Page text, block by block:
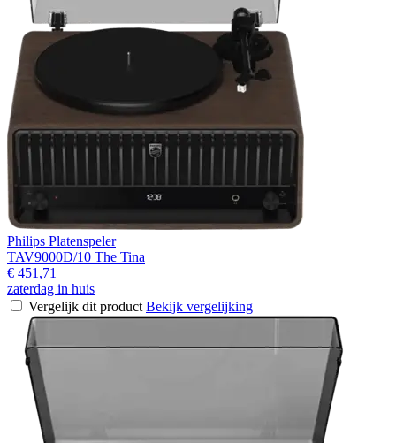
Philips Platenspeler
TAV9000D/10 The Tina
€ 451,71
zaterdag in huis
Vergelijk dit product Bekijk vergelijking